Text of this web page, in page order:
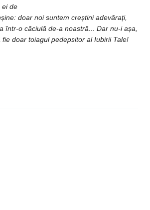
ei de
doar noi suntem creștini adevărați,
o căciulă de-a noastră... Dar nu-i așa,
doar toiagul pedepsitor al Iubirii Tale!